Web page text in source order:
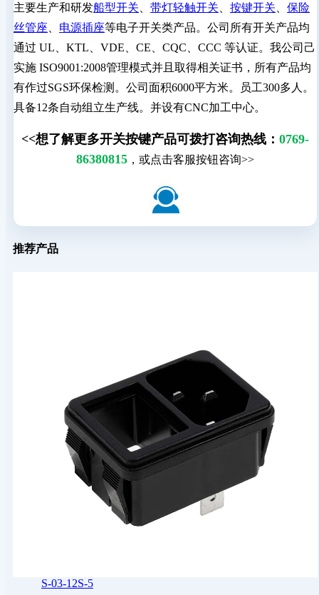
主要生产和研发船型开关 带灯轻触开关 按键开关
保险
丝管座
电源插座等电子开关类产品。公司所有开关产品均
通过 UL、KTL、VDE、CE、CQC、CCC 等认证。我公司己
实施 ISO9001:2008管理模式并且取得相关证书，所有产品均
有作过SGS环保检测。公司面积6000平方米。员工300多人。
具备12条自动组立生产线。并设有CNC加工中心。
<<想了解更多开关按键产品可拨打咨询热线： 0769-
86380815 ，或点击客服按钮咨询>>
推荐产品
S-03-12S-5